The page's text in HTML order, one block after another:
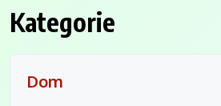
Kategorie
Dom